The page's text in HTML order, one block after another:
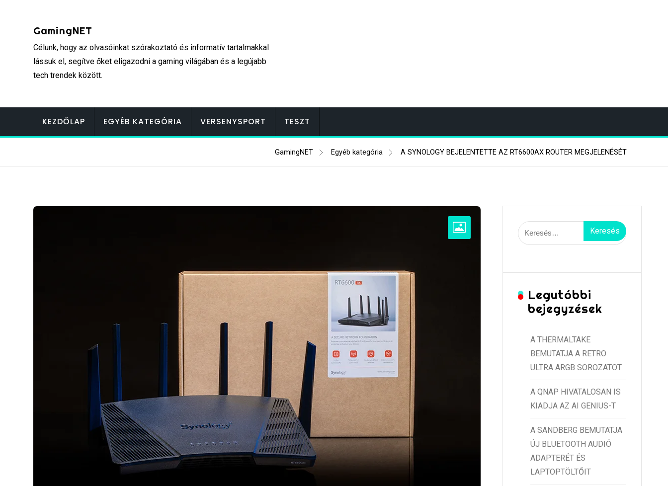
GamingNET
Célunk, hogy az olvasóinkat szórakoztató és informatív tartalmakkal
lássuk el, segítve őket eligazodni a gaming világában és a legújabb
tech trendek között.
KEZDŐLAP EGYÉB KATEGÓRIA VERSENYSPORT TESZT
GamingNET Egyéb kategória A SYNOLOGY BEJELENTETTE AZ RT6600AX ROUTER MEGJELENÉSÉT
Keresés:
Legutóbbi
bejegyzések
A THERMALTAKE
BEMUTATJA A RETRO
ULTRA ARGB SOROZATOT
A QNAP HIVATALOSAN IS
KIADJA AZ AI GENIUS-T
A SANDBERG BEMUTATJA
ÚJ BLUETOOTH AUDIÓ
ADAPTERÉT ÉS
LAPTOPTÖLTŐIT